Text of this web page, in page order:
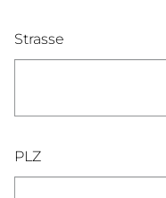
Strasse
PLZ